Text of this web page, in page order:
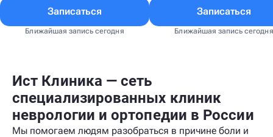
Записаться
Ближайшая запись сегодня
Записаться
Ближайшая запись сегодня
Ист Клиника — сеть
специализированных клиник
неврологии и ортопедии в России
Мы помогаем людям разобраться в причине боли и